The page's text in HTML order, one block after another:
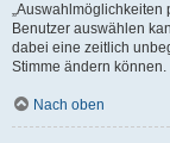
„Auswahlmöglichkeiten
Benutzer auswählen
dabei eine zeitlich
Stimme ändern können.
Nach oben